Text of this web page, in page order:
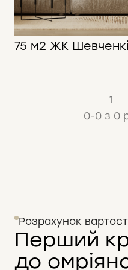
75 м2 ЖК
1
0-0 з 0
Розрахунок
Перший
до